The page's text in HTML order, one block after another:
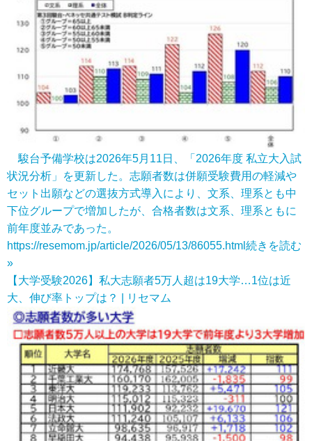
駿台予備学校は2026年5月11日、「2026年度 私立大入試
状況分析」を更新した。志願者数は併願受験費用の軽減や
セット出願などの選抜方式導入により、文系、理系とも中
下位グループで増加したが、合格者数は文系、理系ともに
前年度並みであった。
https://resemom.jp/article/2026/05/13/86055.html 続きを読む
»
【大学受験2026】私大志願者5万人超は19大学…1位は近
大、伸び率トップは？ | リセマム